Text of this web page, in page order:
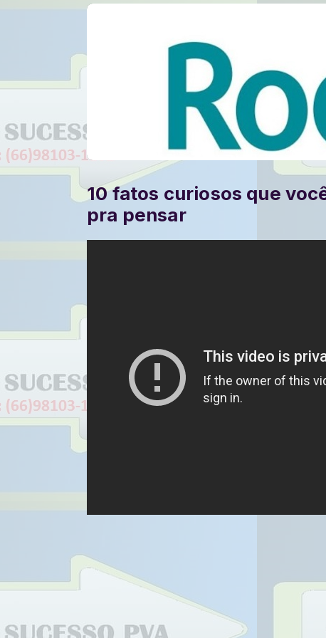
10 fatos curiosos que
pra pensar